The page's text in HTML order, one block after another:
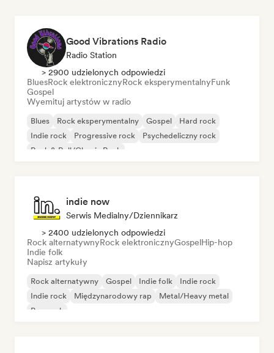
Good Vibrations Radio
Radio Station
> 2900 udzielonych odpowiedzi
BluesRock elektronicznyRock eksperymentalnyFunk
Gospel
Wyemituj artystów w radio
Blues Rock eksperymentalny Gospel
Hard rock
Indie rock
Progressive rock
Psychedeliczny rock
Rock & Roll/Classic Rock
indie now
Serwis Medialny/Dziennikarz
> 2400 udzielonych odpowiedzi
Rock alternatywnyRock elektronicznyGospelHip-hop
Indie folk
Napisz artykuły
Rock alternatywny Gospel Indie folk
Indie rock
Indie rock
Międzynarodowy rap
Metal/Heavy metal
Pop rock